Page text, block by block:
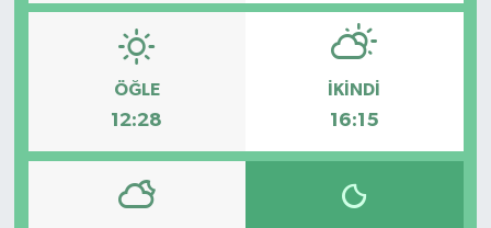
ÖĞLE
12:28
İKINDI
16:15